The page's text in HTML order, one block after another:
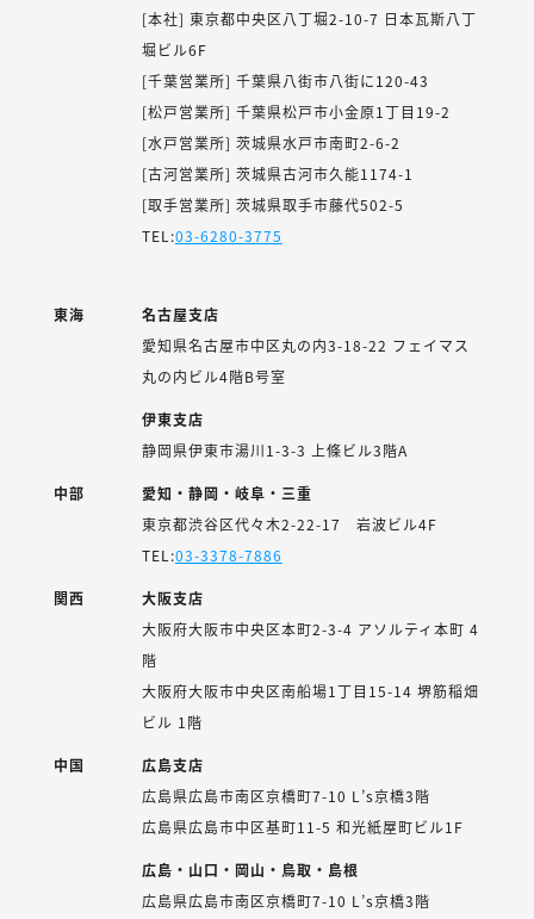
[本社] 東京都中央区八丁堀2-10-7 日本瓦斯八丁
堀ビル6F
[千葉営業所] 千葉県八街市八街に120-43
[松戸営業所] 千葉県松戸市小金原1丁目19-2
[水戸営業所] 茨城県水戸市南町2-6-2
[古河営業所] 茨城県古河市久能1174-1
[取手営業所] 茨城県取手市藤代502-5
TEL:03-6280-3775
東海
名古屋支店
愛知県名古屋市中区丸の内3-18-22 フェイマス
丸の内ビル4階B号室
伊東支店
静岡県伊東市湯川1-3-3 上條ビル3階A
中部
愛知・静岡・岐阜・三重
東京都渋谷区代々木2-22-17 岩波ビル4F
TEL:03-3378-7886
関西
大阪支店
大阪府大阪市中央区本町2-3-4 アソルティ本町 4
階
大阪府大阪市中央区南船場1丁目15-14 堺筋稲畑
ビル 1階
中国
広島支店
広島県広島市南区京橋町7-10 L’s京橋3階
広島県広島市中区基町11-5 和光紙屋町ビル1F
広島・山口・岡山・鳥取・島根
広島県広島市南区京橋町7-10 L’s京橋3階